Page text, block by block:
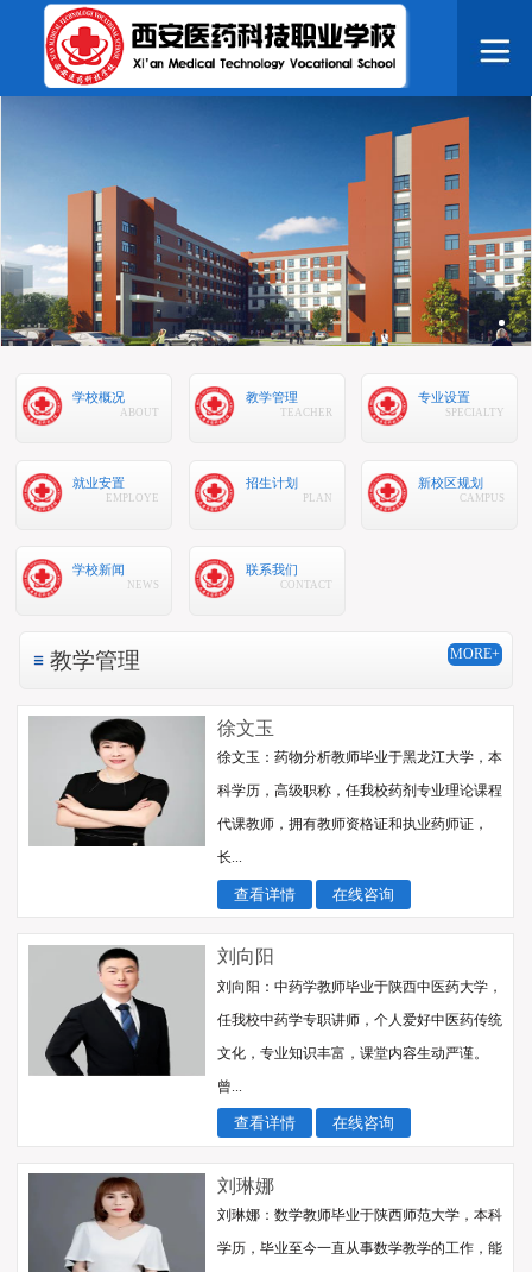
学校概况
ABOUT
教学管理
TEACHER
专业设置
SPECIALTY
就业安置
EMPLOYE
招生计划
PLAN
新校区规划
CAMPUS
学校新闻
NEWS
联系我们
CONTACT
教学管理 MORE+
徐文玉
徐文玉：药物分析教师毕业于黑龙江大学，本
科学历，高级职称，任我校药剂专业理论课程
代课教师，拥有教师资格证和执业药师证，
长...
查看详情 在线咨询
刘向阳
刘向阳：中药学教师毕业于陕西中医药大学，
任我校中药学专职讲师，个人爱好中医药传统
文化，专业知识丰富，课堂内容生动严谨。
曾...
查看详情 在线咨询
刘琳娜
刘琳娜：数学教师毕业于陕西师范大学，本科
学历，毕业至今一直从事数学教学的工作，能